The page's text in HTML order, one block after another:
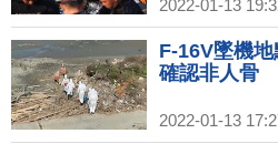
2022-01-13
F-16V墜機
確認非人骨
2022-01-13